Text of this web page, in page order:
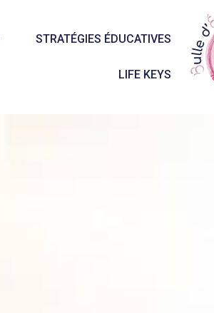
STRATÉGIES ÉDUCATIVES
LIFE KEYS